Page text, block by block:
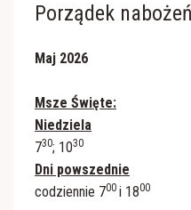
Porządek
Maj 2026
Msze Święte:
Niedziela
730; 1030
Dni powszednie
codziennie 700 i 1800